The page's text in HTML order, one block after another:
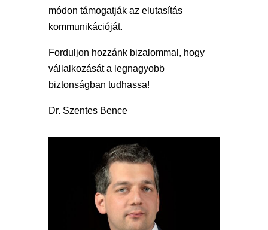
módon támogatják az elutasítás
kommunikációját.
Forduljon hozzánk bizalommal, hogy
vállalkozását a legnagyobb
biztonságban tudhassa!
Dr. Szentes Bence